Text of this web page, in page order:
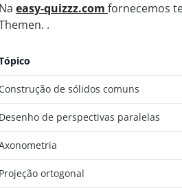
Na easy-quizzz.com fornecemos
.
Construção de sólidos comuns
Desenho de perspectivas paralelas
Projeção ortogonal